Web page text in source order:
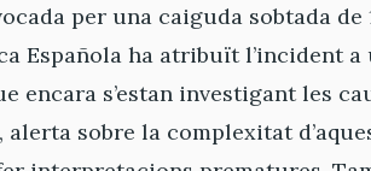
per una caiguda sobtada de
Española ha atribuït l’incident
encara s’estan investigant les
alerta sobre la complexitat